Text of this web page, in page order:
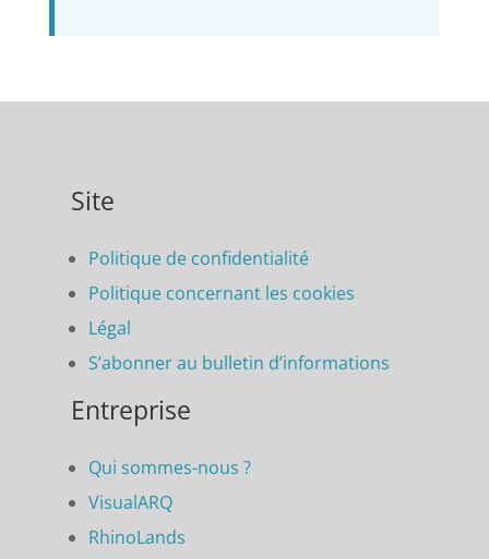
Site
Politique de confidentialité
Politique concernant les cookies
Légal
S’abonner au bulletin d’informations
Entreprise
Qui sommes-nous ?
VisualARQ
RhinoLands